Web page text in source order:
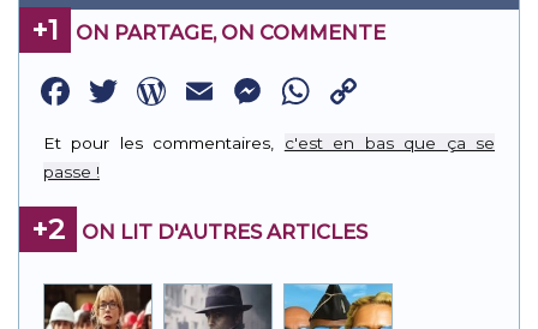
+1 ON PARTAGE, ON COMMENTE
Facebook
Twitter
WordPress
EmailMessenger
WhatsApp
Link
Et pour les commentaires, c'est en bas que ça se
passe !
+2 ON LIT D'AUTRES ARTICLES